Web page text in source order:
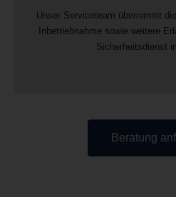
Unser Serviceteam übernimmt
Inbetriebnahme sowie weitere
Sicherheitsdienst
Beratung